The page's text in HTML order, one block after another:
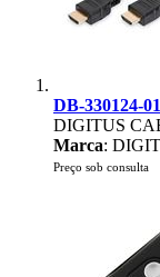
DB-330124-
DIGITUS
Marca:
Preço sob consulta